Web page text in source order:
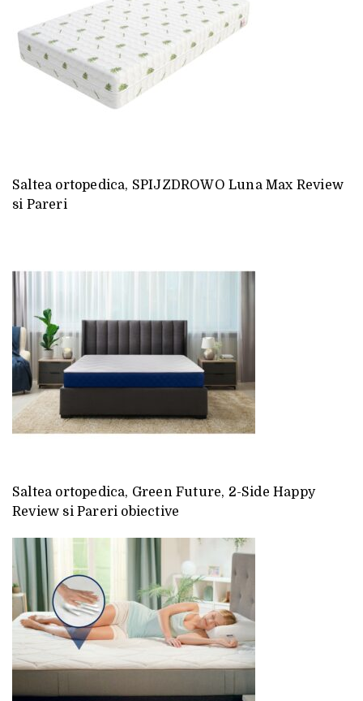
Saltea ortopedica, SPIJZDROWO Luna Max Review
si Pareri
Saltea ortopedica, Green Future, 2-Side Happy
Review si Pareri obiective